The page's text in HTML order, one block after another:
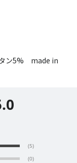
タン5% made in
(5)
(0)